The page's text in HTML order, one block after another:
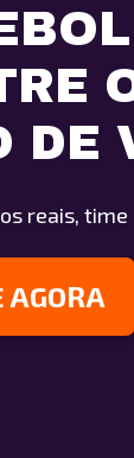
DE
reais, time
AGORA